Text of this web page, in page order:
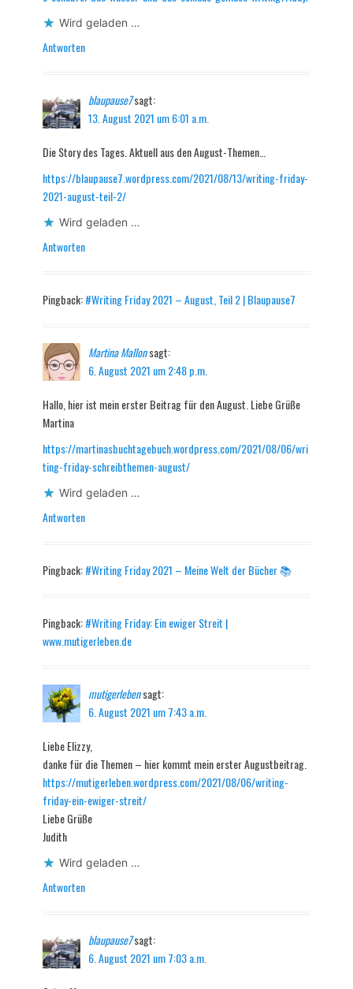
Wird geladen …
Antworten
blaupause7sagt:
13. August 2021 um 6:01 a.m.
Die Story des Tages. Aktuell aus den August-Themen…
https://blaupause7.wordpress.com/2021/08/13/writing-friday-
2021-august-teil-2/
Wird geladen …
Antworten
Pingback:#Writing Friday 2021 – August, Teil 2 | Blaupause7
Martina Mallonsagt:
6. August 2021 um 2:48 p.m.
Hallo, hier ist mein erster Beitrag für den August. Liebe Grüße
Martina
https://martinasbuchtagebuch.wordpress.com/2021/08/06/wri
ting-friday-schreibthemen-august/
Wird geladen …
Antworten
Pingback:#Writing Friday 2021 – Meine Welt der Bücher 📚
Pingback:#Writing Friday: Ein ewiger Streit |
www.mutigerleben.de
mutigerlebensagt:
6. August 2021 um 7:43 a.m.
Liebe Elizzy,
danke für die Themen – hier kommt mein erster Augustbeitrag.
https://mutigerleben.wordpress.com/2021/08/06/writing-
friday-ein-ewiger-streit/
Liebe Grüße
Judith
Wird geladen …
Antworten
blaupause7sagt:
6. August 2021 um 7:03 a.m.